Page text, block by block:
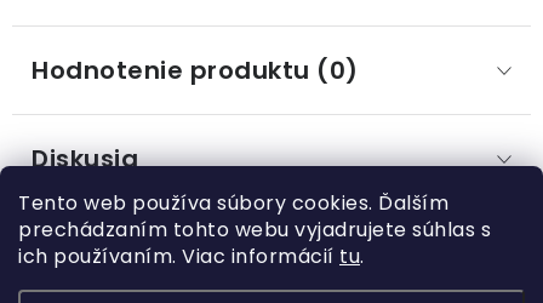
Tento web používa súbory cookies. Ďalším
prechádzaním tohto webu vyjadrujete súhlas s
ich používaním. Viac informácií tu.
Hodnotenie produktu (0)
Diskusia